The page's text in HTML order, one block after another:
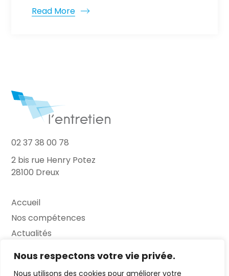
Nous respectons votre vie privée.
Nous utilisons des cookies pour améliorer votre
Read More
02 37 38 00 78
2 bis rue Henry Potez
28100 Dreux
Accueil
Nos compétences
Actualités